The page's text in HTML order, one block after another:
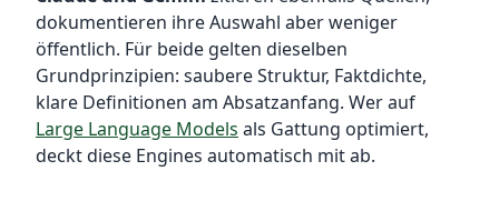
dokumentieren ihre Auswahl aber weniger
öffentlich. Für beide gelten dieselben
Grundprinzipien: saubere Struktur, Faktdichte,
klare Definitionen am Absatzanfang. Wer auf
Large Language Models als Gattung optimiert,
deckt diese Engines automatisch mit ab.